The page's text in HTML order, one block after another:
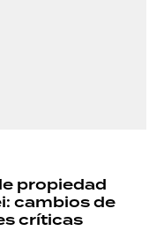
propiedad
cambios de
críticas